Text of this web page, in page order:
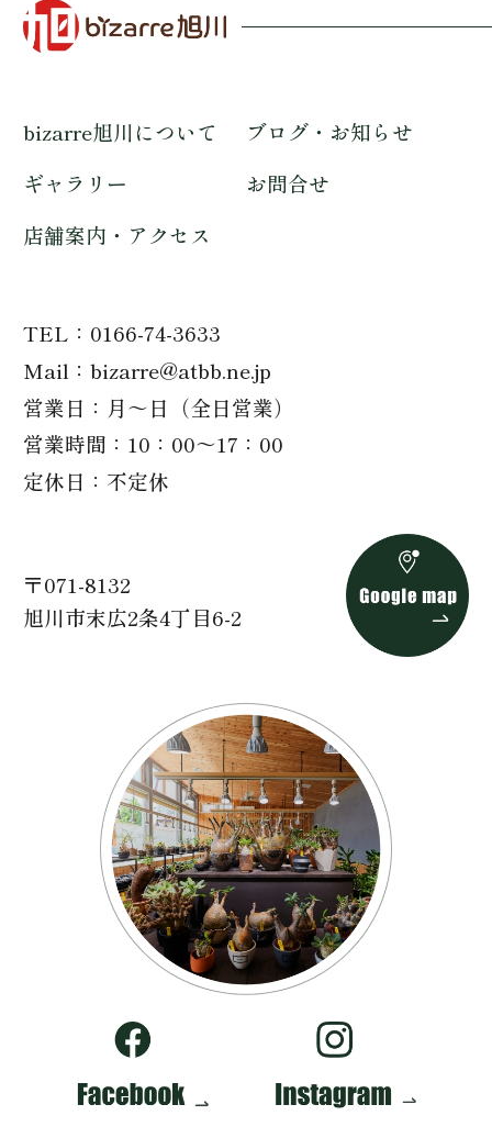
bizarre旭川について
ブログ・お知らせ
ギャラリー
お問合せ
店舗案内・アクセス
TEL
0166-74-3633
Mail
bizarre@atbb.ne.jp
営業日
月～日（全日営業）
営業時間
10：00～17：00
定休日
不定休
〒071-8132
旭川市末広2条4丁目6-2